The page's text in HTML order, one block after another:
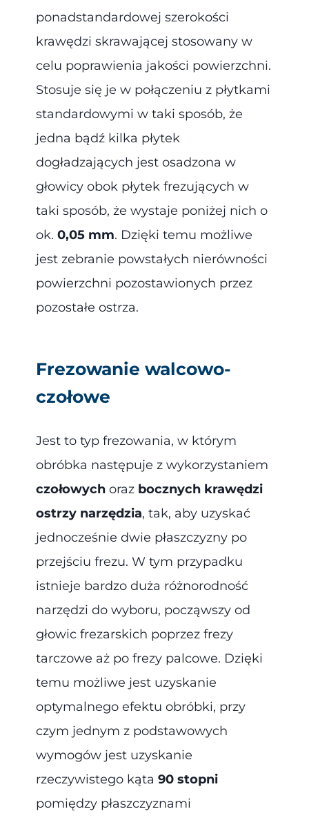
ponadstandardowej szerokości
krawędzi skrawającej stosowany w
celu poprawienia jakości powierzchni.
Stosuje się je w połączeniu z płytkami
standardowymi w taki sposób, że
jedna bądź kilka płytek
dogładzających jest osadzona w
głowicy obok płytek frezujących w
taki sposób, że wystaje poniżej nich o
ok. 0,05 mm. Dzięki temu możliwe
jest zebranie powstałych nierówności
powierzchni pozostawionych przez
pozostałe ostrza.
Frezowanie walcowo-
czołowe
Jest to typ frezowania, w którym
obróbka następuje z wykorzystaniem
czołowychoraz bocznych krawędzi
ostrzy narzędzia, tak, aby uzyskać
jednocześnie dwie płaszczyzny po
przejściu frezu. W tym przypadku
istnieje bardzo duża różnorodność
narzędzi do wyboru, począwszy od
głowic frezarskich poprzez frezy
tarczowe aż po frezy palcowe. Dzięki
temu możliwe jest uzyskanie
optymalnego efektu obróbki, przy
czym jednym z podstawowych
wymogów jest uzyskanie
rzeczywistego kąta 90 stopni
pomiędzy płaszczyznami